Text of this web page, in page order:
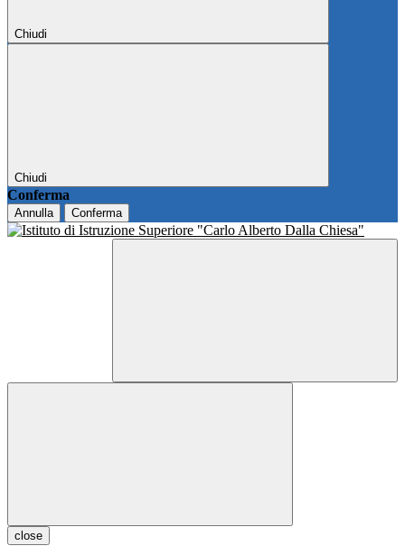
Chiudi
Chiudi
Conferma
Annulla Conferma
close